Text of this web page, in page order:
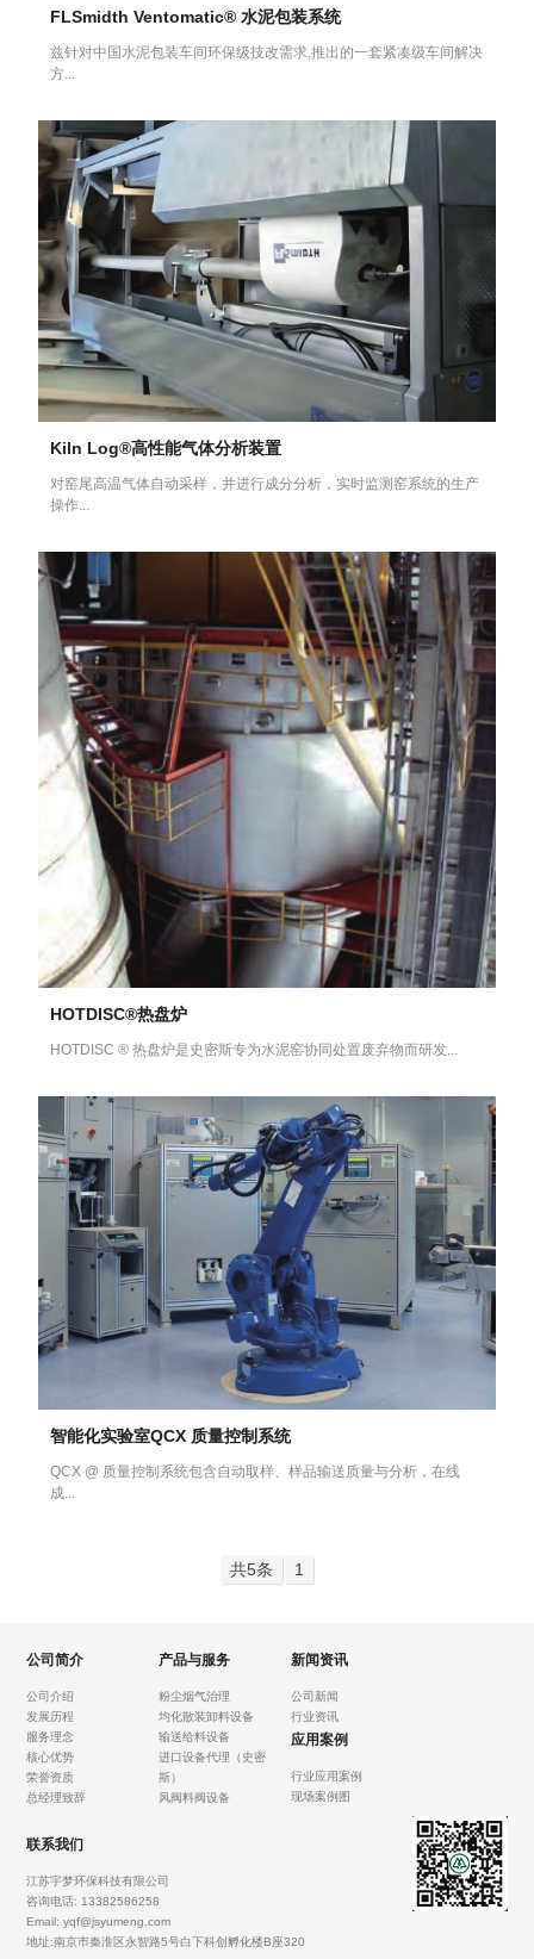
FLSmidth Ventomatic® 水泥包装系统
兹针对中国水泥包装车间环保级技改需求,推出的一套紧凑级车间解决
方...
Kiln Log®高性能气体分析装置
对窑尾高温气体自动采样，并进行成分分析，实时监测窑系统的生产
操作...
HOTDISC®热盘炉
HOTDISC ® 热盘炉是史密斯专为水泥窑协同处置废弃物而研发...
智能化实验室QCX 质量控制系统
QCX @ 质量控制系统包含自动取样、样品输送质量与分析，在线
成...
共5条 1
公司简介
公司介绍
发展历程
服务理念
核心优势
荣誉资质
总经理致辞
产品与服务
粉尘烟气治理
均化散装卸料设备
输送给料设备
进口设备代理（史密
斯）
风阀料阀设备
新闻资讯
公司新闻
行业资讯
应用案例
行业应用案例
现场案例图
联系我们
江苏宇梦环保科技有限公司
咨询电话: 13382586258
Email: yqf@jsyumeng.com
地址:南京巿秦淮区永智路5号白下科创孵化楼B座320